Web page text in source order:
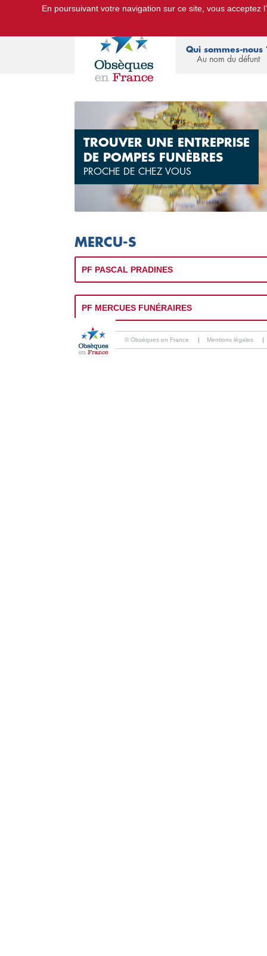
Le Portail d'Informations Obsèques :devis
Qui sommes-nous
Au nom du défunt
TROUVER UNE ENTREPRISE
DE POMPES FUNÈBRES
PROCHE DE CHEZ VOUS
MERCU-S
PF PASCAL PRADINES
PF MERCUES FUNÉRAIRES
© Obsèques en France | Mentions légales |
En poursuivant votre navigation sur ce site, vous